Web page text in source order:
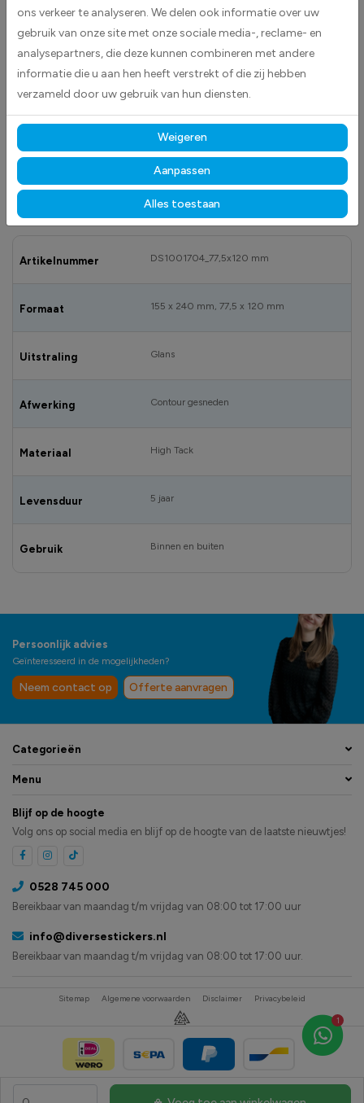
BESCHRIJVING
bloquer stickers worden geleverd als rechthoekige stickers met
afgeronde hoeken.Deze worden geleverd inde kleuren blauw met geel
en zwart.
SPECIFICATIES
Artikelnummer DS1001704_77,5x120 mm
Formaat 155 x 240 mm, 77,5 x 120 mm
Uitstraling Glans
Afwerking Contour gesneden
Materiaal High Tack
Levensduur 5 jaar
Gebruik Binnen en buiten
1
Persoonlijk advies
Geïnteresseerd in de mogelijkheden?
Neem contact op Offerte aanvragen
Categorieën
Menu
Blijf op de hoogte
Volg ons op social media en blijf op de hoogte van de laatste nieuwtjes!
0528 745 000
Bereikbaar van maandag t/m vrijdag van 08:00 tot 17:00 uur
info@diversestickers.nl
Bereikbaar van maandag t/m vrijdag van 08:00 tot 17:00 uur.
Sitemap Algemene voorwaarden Disclaimer Privacybeleid
ons verkeer te analyseren. We delen ook informatie over uw
gebruik van onze site met onze sociale media-, reclame- en
analysepartners, die deze kunnen combineren met andere
informatie die u aan hen heeft verstrekt of die zij hebben
verzameld door uw gebruik van hun diensten.
Weigeren
Aanpassen
Alles toestaan